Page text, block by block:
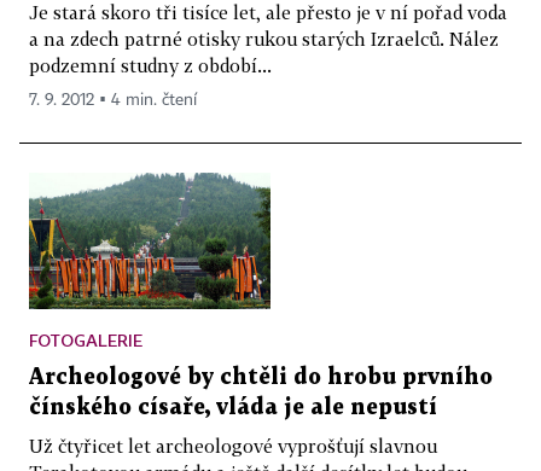
Je stará skoro tři tisíce let, ale přesto je v ní pořad voda
a na zdech patrné otisky rukou starých Izraelců. Nález
podzemní studny z období...
7. 9. 2012 ▪ 4 min. čtení
FOTOGALERIE
Archeologové by chtěli do hrobu prvního
čínského císaře, vláda je ale nepustí
Už čtyřicet let archeologové vyprošťují slavnou